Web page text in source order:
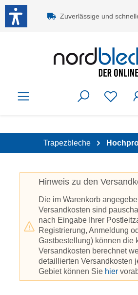
Zum Hauptinhalt springen
Zuverlässige und
Trapezbleche
Hinweis zu den
Die im Warenkorb
Versandkosten sind
nach Eingabe Ihrer
Registrierung, Anmeldung
Gastbestellung) können die
Versandkosten berechnet
detaillierten Versandkosten
Gebiet können Sie hier